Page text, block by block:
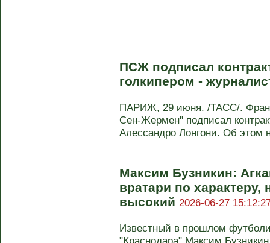
ПСЖ подписал
голкипером -
ПАРИЖ, 29 июня. /ТАСС/.
Сен-Жермен" подписал
Алессандро Лонгони. Об этом
Максим Бузникин:
вратари по характеру,
высокий 2026-06-27
Известный в прошлом
"Краснодара" Максим Бузникин